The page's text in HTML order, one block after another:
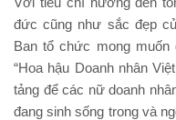
đức cũng như sắc đẹp
Ban tổ chức mong
“Hoa hậu Doanh nhân
tảng để các nữ doanh
đang sinh sống trong và